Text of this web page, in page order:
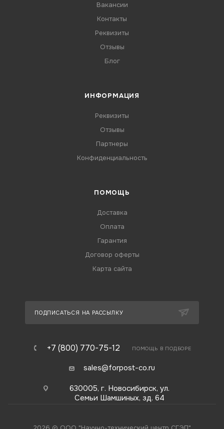
Вакансии
Контакты
Реквизиты
Отзывы
Блог
ИНФОРМАЦИЯ
Реквизиты
Отзывы
Партнеры
Конфиденциальность
ПОМОЩЬ
Доставка
Оплата
Гарантия
Договор оферты
Карта сайта
ПОДПИСАТЬСЯ НА РАССЫЛКУ
+7 (800) 770-75-12 ПОМОЩЬ В ПОДБОРЕ
sales@forpost-co.ru
630005, г. Новосибирск, ул.
Семьи Шамшиных, зд. 64